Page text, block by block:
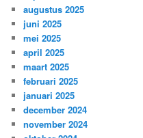
augustus 2025
juni 2025
mei 2025
april 2025
maart 2025
februari 2025
januari 2025
december 2024
november 2024